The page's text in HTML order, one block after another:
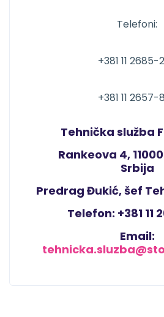
Telefoni:
+381 11 2685-
+381 11 2657-
Tehnička služba
Rankeova 4,
Srbija
Predrag Đukić, šef
Telefon: +381 11
Email: